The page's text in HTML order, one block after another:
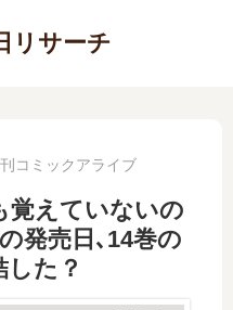
リサーチ
刊コミックアライブ
覚えていないの
発売日､14巻の
た？